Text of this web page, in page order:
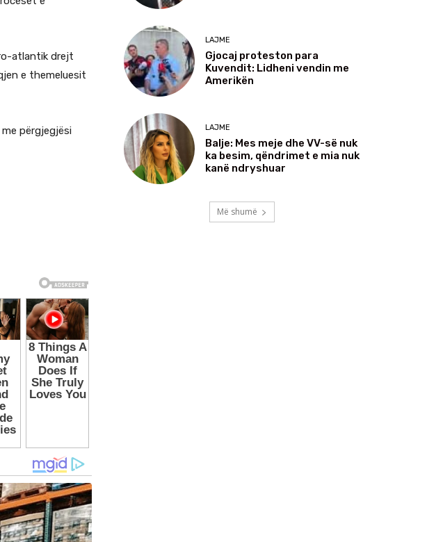
atlantik drejt
e themeluesit
përgjegjësi
LAJME
Gjocaj proteston para
Kuvendit: Lidheni vendin me
Amerikën
LAJME
Balje: Mes meje dhe VV-së nuk
ka besim, qëndrimet e mia nuk
kanë ndryshuar
Më shumë